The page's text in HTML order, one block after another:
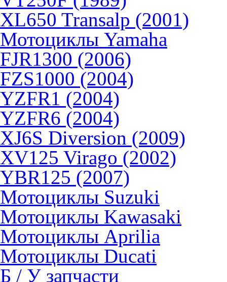
XL650 Transalp (2001)
Мотоциклы Yamaha
FJR1300 (2006)
FZS1000 (2004)
YZFR1 (2004)
YZFR6 (2004)
XJ6S Diversion (2009)
XV125 Virago (2002)
YBR125 (2007)
Мотоциклы Suzuki
Мотоциклы Kawasaki
Мотоциклы Aprilia
Мотоциклы Ducati
Б / У запчасти